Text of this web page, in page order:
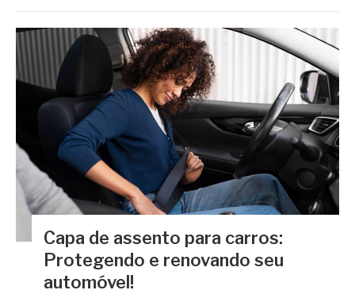
Capa de assento para carros:
Protegendo e renovando seu
automóvel!